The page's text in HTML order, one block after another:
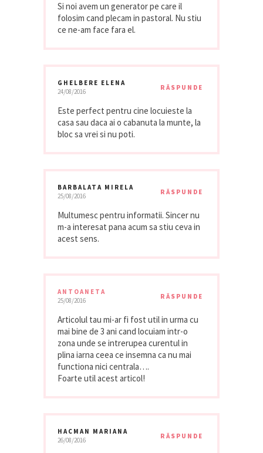
Si noi avem un generator pe care il
folosim cand plecam in pastoral. Nu stiu
ce ne-am face fara el.
GHELBERE ELENA
24/08/2016
RĂSPUNDE
Este perfect pentru cine locuieste la
casa sau daca ai o cabanuta la munte, la
bloc sa vrei si nu poti.
BARBALATA MIRELA
25/08/2016
RĂSPUNDE
Multumesc pentru informatii. Sincer nu
m-a interesat pana acum sa stiu ceva in
acest sens.
ANTOANETA
25/08/2016
RĂSPUNDE
Articolul tau mi-ar fi fost util in urma cu
mai bine de 3 ani cand locuiam intr-o
zona unde se intrerupea curentul in
plina iarna ceea ce insemna ca nu mai
functiona nici centrala….
Foarte util acest articol!
HACMAN MARIANA
26/08/2016
RĂSPUNDE